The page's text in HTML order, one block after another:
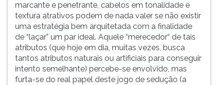
marcante e penetrante, cabelos em tonalidade e
textura atrativos podem de nada valer se não existir
uma estratégia bem arquitetada com a finalidade
de “laçar” um par ideal. Aquele “merecedor“ de tais
atributos (que hoje em dia, muitas vezes, busca
tantos atributos naturais ou artificiais para conseguir
intento semelhante) percebe-se envolvido, mas
furta-se do real papel deste jogo de sedução (a